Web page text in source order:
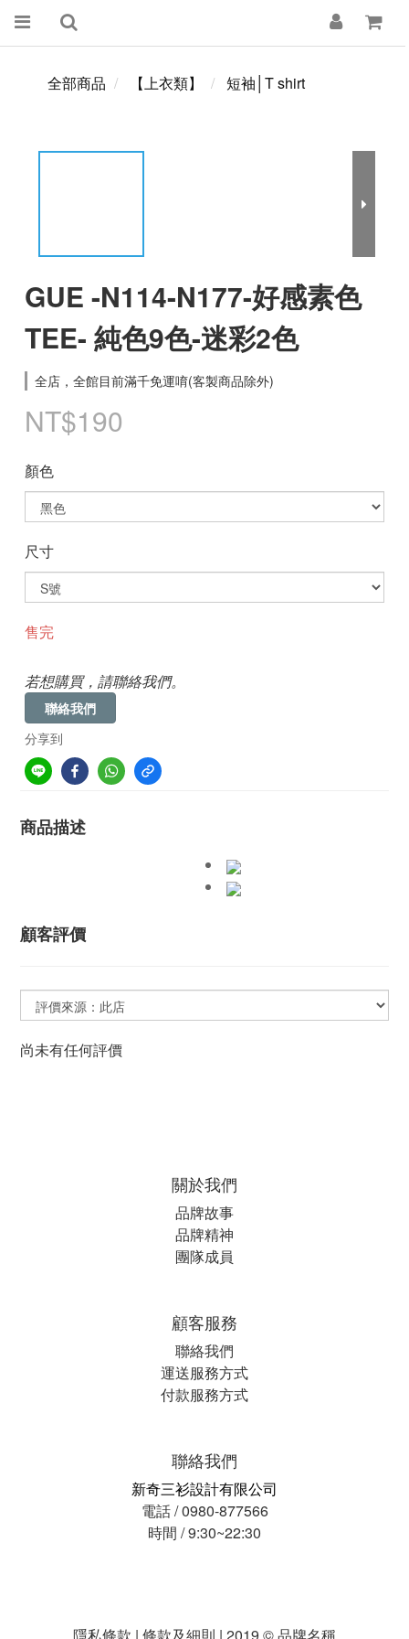
全部商品 【上衣類】 短袖│T shirt
GUE -N114-N177-好感素色
TEE- 純色9色-迷彩2色
全店，全館目前滿千免運唷(客製商品除外)
NT$190
顏色
尺寸
售完
若想購買，請聯絡我們。
聯絡我們
分享到
商品描述
顧客評價
尚未有任何評價
關於我們
品牌故事
品牌精神
團隊成員
顧客服務
聯絡我們
運送服務方式
付款服務方式
聯絡我們
新奇三衫設計有限公司
電話 / 0980-877566
時間 / 9:30~22:30